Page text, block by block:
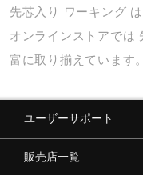
先芯入り ワーキング
オンラインストアでは
富に取り揃えています。
ユーザーサポート
販売店一覧